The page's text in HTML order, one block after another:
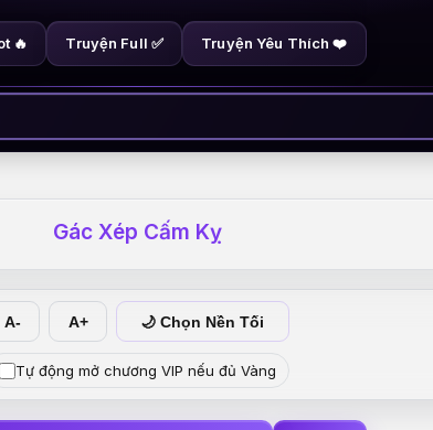
🔥 Truyện Full ✅ Truyện Yêu Thích ❤️
Gác Xép Cấm Kỵ
A- A+ 🌙 Chọn Nền Tối
Tự động mở chương VIP nếu đủ Vàng